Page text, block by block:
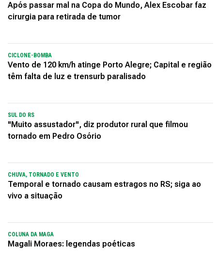
Após passar mal na Copa do Mundo, Alex Escobar faz
cirurgia para retirada de tumor
CICLONE-BOMBA
Vento de 120 km/h atinge Porto Alegre; Capital e região
têm falta de luz e trensurb paralisado
SUL DO RS
"Muito assustador", diz produtor rural que filmou
tornado em Pedro Osório
CHUVA, TORNADO E VENTO
Temporal e tornado causam estragos no RS; siga ao
vivo a situação
COLUNA DA MAGA
Magali Moraes: legendas poéticas